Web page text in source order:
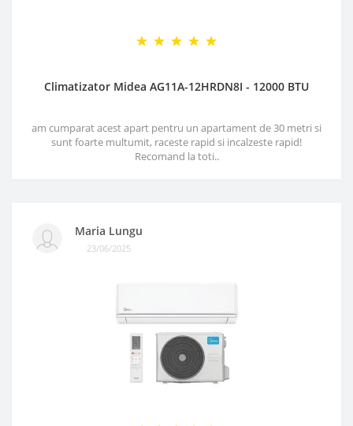
Climatizator Midea AG11A-12HRDN8I - 12000 BTU
am cumparat acest apart pentru un apartament de 30 metri si
sunt foarte multumit, raceste rapid si incalzeste rapid!
Recomand la toti..
Maria Lungu
23/06/2025